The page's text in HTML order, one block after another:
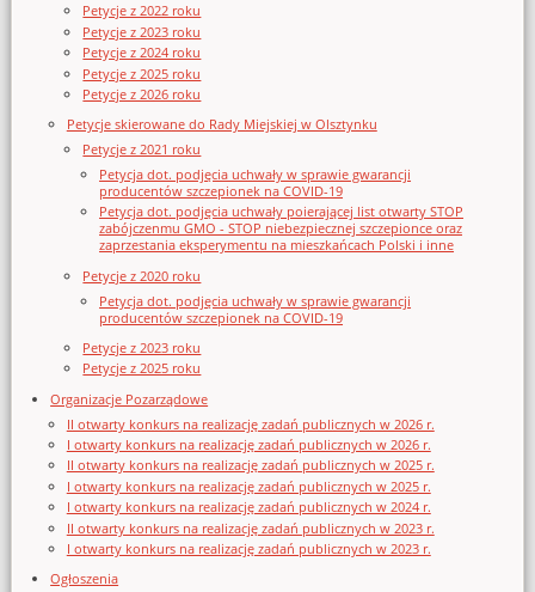
Petycje z 2022 roku
Petycje z 2023 roku
Petycje z 2024 roku
Petycje z 2025 roku
Petycje z 2026 roku
Petycje skierowane do Rady Miejskiej w Olsztynku
Petycje z 2021 roku
Petycja dot. podjęcia uchwały w sprawie gwarancji
producentów szczepionek na COVID-19
Petycja dot. podjęcia uchwały poierającej list otwarty STOP
zabójczenmu GMO - STOP niebezpiecznej szczepionce oraz
zaprzestania eksperymentu na mieszkańcach Polski i inne
Petycje z 2020 roku
Petycja dot. podjęcia uchwały w sprawie gwarancji
producentów szczepionek na COVID-19
Petycje z 2023 roku
Petycje z 2025 roku
Organizacje Pozarządowe
II otwarty konkurs na realizację zadań publicznych w 2026 r.
I otwarty konkurs na realizację zadań publicznych w 2026 r.
II otwarty konkurs na realizację zadań publicznych w 2025 r.
I otwarty konkurs na realizację zadań publicznych w 2025 r.
I otwarty konkurs na realizację zadań publicznych w 2024 r.
II otwarty konkurs na realizację zadań publicznych w 2023 r.
I otwarty konkurs na realizację zadań publicznych w 2023 r.
Ogłoszenia